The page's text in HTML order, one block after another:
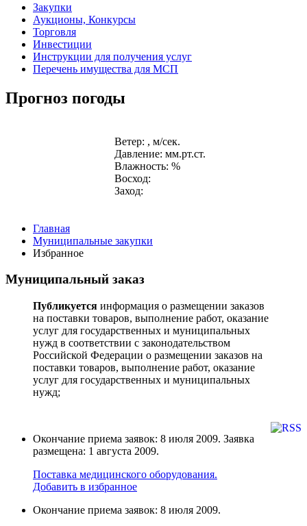
Закупки
Аукционы, Конкурсы
Торговля
Инвестиции
Инструкции для получения услуг
Перечень имущества для МСП
Прогноз погоды
Ветер: , м/сек.
Давление: мм.рт.ст.
Влажность: %
Восход:
Заход:
Главная
Муниципальные закупки
Избранное
Муниципальный заказ
Публикуется информация о размещении заказов
на поставки товаров, выполнение работ, оказание
услуг для государственных и муниципальных
нужд в соответствии с законодательством
Российской Федерации о размещении заказов на
поставки товаров, выполнение работ, оказание
услуг для государственных и муниципальных
нужд;
Окончание приема заявок: 8 июля 2009. Заявка
размещена: 1 августа 2009.
Поставка медицинского оборудования.
Добавить в избранное
Окончание приема заявок: 8 июля 2009.